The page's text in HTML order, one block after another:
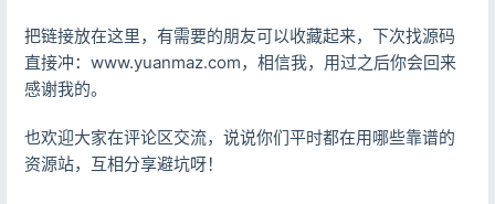
把链接放在这里，有需要的朋友可以收藏起来，下次找源码
直接冲：www.yuanmaz.com，相信我，用过之后你会回来
感谢我的。
也欢迎大家在评论区交流，说说你们平时都在用哪些靠谱的
资源站，互相分享避坑呀！